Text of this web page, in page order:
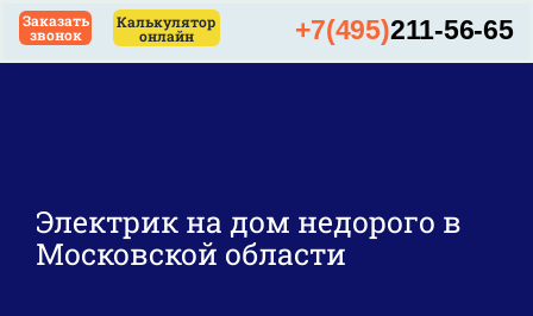
SkipЗаказать
звонок
Калькулятор
онлайн +7(495)211-56-65
Электрик на дом недорого в
Московской области